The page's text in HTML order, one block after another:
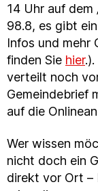
14 Uhr auf dem
98.8, es gibt
Infos und mehr
finden Sie hier
verteilt noch
Gemeindebrief
auf die
Wer wissen
nicht doch ein
direkt vor Ort –